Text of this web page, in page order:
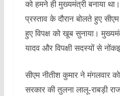
को हमने ही मुख्यमंत्री बनाया
प्रस्ताव के दौरान बोलते हुए
हुए विपक्ष को खूब सुनाया।
यादव और विपक्षी सदस्यों से
सीएम नीतीश कुमार ने मंगलवार
सरकार की तुलना लालू-राबड़ी